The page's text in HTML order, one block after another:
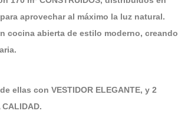
aprovechar al máximo la luz natural.
cocina abierta de estilo moderno, creando
ellas con VESTIDOR ELEGANTE, y 2